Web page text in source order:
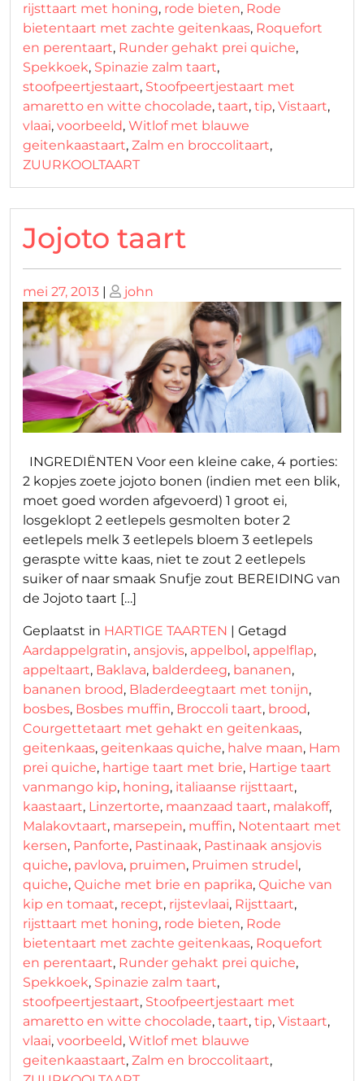
rijsttaart met honing, rode bieten, Rode
bietentaart met zachte geitenkaas, Roquefort
en perentaart, Runder gehakt prei quiche,
Spekkoek, Spinazie zalm taart,
stoofpeertjestaart, Stoofpeertjestaart met
amaretto en witte chocolade, taart, tip, Vistaart,
vlaai, voorbeeld, Witlof met blauwe
geitenkaastaart, Zalm en broccolitaart,
ZUURKOOLTAART
Jojoto taart
Geplaatst
op
mei 27, 2013 | Geplaatst
op
john
INGREDIËNTEN Voor een kleine cake, 4 porties:
2 kopjes zoete jojoto bonen (indien met een blik,
moet goed worden afgevoerd) 1 groot ei,
losgeklopt 2 eetlepels gesmolten boter 2
eetlepels melk 3 eetlepels bloem 3 eetlepels
geraspte witte kaas, niet te zout 2 eetlepels
suiker of naar smaak Snufje zout BEREIDING van
de Jojoto taart […]
Geplaatst in HARTIGE TAARTEN | Getagd
Aardappelgratin, ansjovis, appelbol , appelflap,
appeltaart, Baklava, balderdeeg, bananen,
bananen brood, Bladerdeegtaart met tonijn,
bosbes, Bosbes muffin, Broccoli taart, brood,
Courgettetaart met gehakt en geitenkaas,
geitenkaas, geitenkaas quiche, halve maan, Ham
prei quiche, hartige taart met brie, Hartige taart
vanmango kip, honing, italiaanse rijsttaart,
kaastaart, Linzertorte, maanzaad taart, malakoff,
Malakovtaart, marsepein, muffin, Notentaart met
kersen, Panforte, Pastinaak, Pastinaak ansjovis
quiche, pavlova, pruimen, Pruimen strudel ,
quiche, Quiche met brie en paprika, Quiche van
kip en tomaat, recept, rijstevlaai, Rijsttaart,
rijsttaart met honing, rode bieten, Rode
bietentaart met zachte geitenkaas, Roquefort
en perentaart, Runder gehakt prei quiche,
Spekkoek, Spinazie zalm taart,
stoofpeertjestaart, Stoofpeertjestaart met
amaretto en witte chocolade, taart, tip, Vistaart,
vlaai, voorbeeld, Witlof met blauwe
geitenkaastaart, Zalm en broccolitaart,